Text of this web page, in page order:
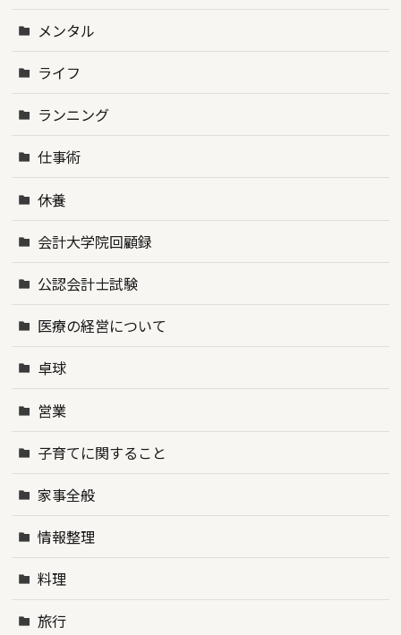
メンタル
ライフ
ランニング
仕事術
休養
会計大学院回顧録
公認会計士試験
医療の経営について
卓球
営業
子育てに関すること
家事全般
情報整理
料理
旅行